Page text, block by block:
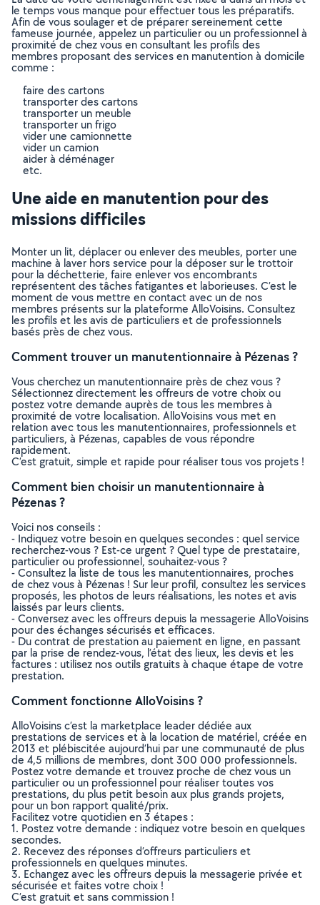
le temps vous manque pour effectuer tous les préparatifs.
Afin de vous soulager et de préparer sereinement cette
fameuse journée, appelez un particulier ou un professionnel à
proximité de chez vous en consultant les profils des
membres proposant des services en manutention à domicile
comme :
faire des cartons
transporter des cartons
transporter un meuble
transporter un frigo
vider une camionnette
vider un camion
aider à déménager
etc.
Une aide en manutention pour des
missions difficiles
Monter un lit, déplacer ou enlever des meubles, porter une
machine à laver hors service pour la déposer sur le trottoir
pour la déchetterie, faire enlever vos encombrants
représentent des tâches fatigantes et laborieuses. C’est le
moment de vous mettre en contact avec un de nos
membres présents sur la plateforme AlloVoisins. Consultez
les profils et les avis de particuliers et de professionnels
basés près de chez vous.
Comment trouver un manutentionnaire à Pézenas ?
Vous cherchez un manutentionnaire près de chez vous ?
Sélectionnez directement les offreurs de votre choix ou
postez votre demande auprès de tous les membres à
proximité de votre localisation. AlloVoisins vous met en
relation avec tous les manutentionnaires, professionnels et
particuliers, à Pézenas, capables de vous répondre
rapidement.
C’est gratuit, simple et rapide pour réaliser tous vos projets !
Comment bien choisir un manutentionnaire à
Pézenas ?
Voici nos conseils :
- Indiquez votre besoin en quelques secondes : quel service
recherchez-vous ? Est-ce urgent ? Quel type de prestataire,
particulier ou professionnel, souhaitez-vous ?
- Consultez la liste de tous les manutentionnaires, proches
de chez vous à Pézenas ! Sur leur profil, consultez les services
proposés, les photos de leurs réalisations, les notes et avis
laissés par leurs clients.
- Conversez avec les offreurs depuis la messagerie AlloVoisins
pour des échanges sécurisés et efficaces.
- Du contrat de prestation au paiement en ligne, en passant
par la prise de rendez-vous, l’état des lieux, les devis et les
factures : utilisez nos outils gratuits à chaque étape de votre
prestation.
Comment fonctionne AlloVoisins ?
AlloVoisins c’est la marketplace leader dédiée aux
prestations de services et à la location de matériel, créée en
2013 et plébiscitée aujourd’hui par une communauté de plus
de 4,5 millions de membres, dont 300 000 professionnels.
Postez votre demande et trouvez proche de chez vous un
particulier ou un professionnel pour réaliser toutes vos
prestations, du plus petit besoin aux plus grands projets,
pour un bon rapport qualité/prix.
Facilitez votre quotidien en 3 étapes :
1. Postez votre demande : indiquez votre besoin en quelques
secondes.
2. Recevez des réponses d’offreurs particuliers et
professionnels en quelques minutes.
3. Echangez avec les offreurs depuis la messagerie privée et
sécurisée et faites votre choix !
C’est gratuit et sans commission !